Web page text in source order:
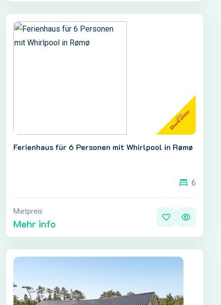
Ferienhaus für 6 Personen mit Whirlpool in Rømø
6
Mietpreis
Mehr info